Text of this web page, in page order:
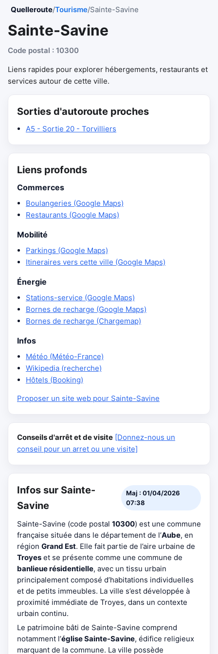
Quelleroute/Tourisme/Sainte-Savine
Sainte-Savine
Code postal : 10300
Liens rapides pour explorer hébergements, restaurants et
services autour de cette ville.
Sorties d'autoroute proches
A5 - Sortie 20 - Torvilliers
Liens profonds
Commerces
Boulangeries (Google Maps)
Restaurants (Google Maps)
Mobilité
Parkings (Google Maps)
Itineraires vers cette ville (Google Maps)
Énergie
Stations-service (Google Maps)
Bornes de recharge (Google Maps)
Bornes de recharge (Chargemap)
Infos
Météo (Météo-France)
Wikipedia (recherche)
Hôtels (Booking)
Proposer un site web pour Sainte-Savine
Conseils d'arrêt et de visite [Donnez-nous un
conseil pour un arret ou une visite]
Infos sur Sainte-
Savine
Maj : 01/04/2026
07:38
Sainte-Savine (code postal 10300) est une commune
française située dans le département de l’Aube, en
région Grand Est. Elle fait partie de l’aire urbaine de
Troyes et se présente comme une commune de
banlieue résidentielle, avec un tissu urbain
principalement composé d’habitations individuelles
et de petits immeubles. La ville s’est développée à
proximité immédiate de Troyes, dans un contexte
urbain continu.
Le patrimoine bâti de Sainte-Savine comprend
notamment l’église Sainte-Savine, édifice religieux
marquant de la commune. La ville possède